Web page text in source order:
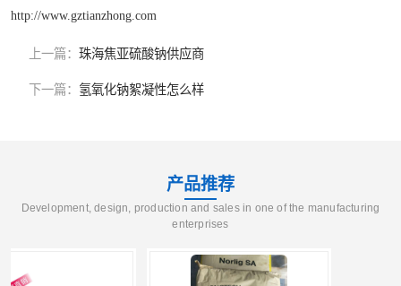
http://www.gztianzhong.com
上一篇： 珠海焦亚硫酸钠供应商
下一篇： 氢氧化钠絮凝性怎么样
产品推荐
Development, design, production and sales in one of the manufacturing
enterprises